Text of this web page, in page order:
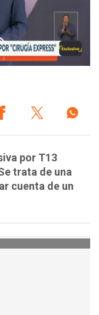
por T13
trata de una
cuenta de un